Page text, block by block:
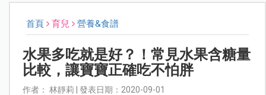
首頁 育兒 營養&食譜
水果多吃就是好？！常見水果含糖量
比較，讓寶寶正確吃不怕胖
作者： 林靜莉 | 發表日期：2020-09-01